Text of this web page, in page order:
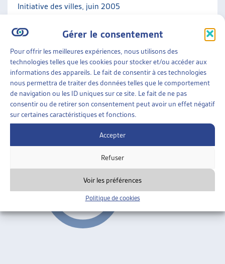
Gérer le consentement
Pour offrir les meilleures expériences, nous utilisons des
technologies telles que les cookies pour stocker et/ou accéder aux
informations des appareils. Le fait de consentir à ces technologies
nous permettra de traiter des données telles que le comportement
de navigation ou les ID uniques sur ce site. Le fait de ne pas
consentir ou de retirer son consentement peut avoir un effet négatif
sur certaines caractéristiques et fonctions.
Accepter
Refuser
Voir les préférences
Politique de cookies
Initiative des villes, juin 2005
Réflexions générales
INSERTION»JEUNES ADULTES»RÉFLEXIONS
GÉNÉRALES
JEUNES ADULTES EN DIFFICULTÉ
Journée d’automne 2002;état des lieux dans les
cantons